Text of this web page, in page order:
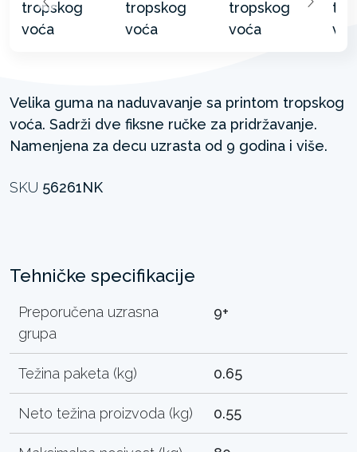
Velika guma na naduvavanje sa printom tropskog
voća. Sadrži dve fiksne ručke za pridržavanje.
Namenjena za decu uzrasta od 9 godina i više.
SKU 56261NK
Tehničke specifikacije
Preporučena uzrasna
grupa
9+
Težina paketa (kg) 0.65
Neto težina proizvoda (kg) 0.55